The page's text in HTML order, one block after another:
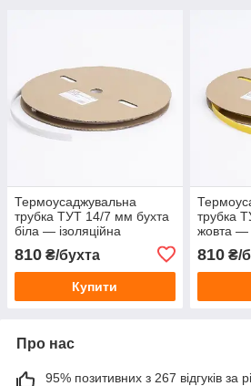
Термоусаджувальна
трубка ТУТ 14/7 мм бухта
біла — ізоляційна
термоусадка для проводів
та кабелю
810 ₴/бухта
Купити
трубка
жовта —
та
810₴/
Про нас
95% позитивних з 267 відгуків за